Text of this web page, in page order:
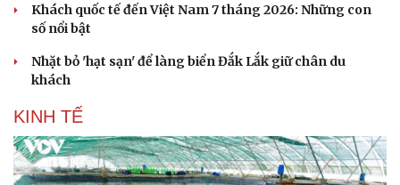
Du lịch
Podcast
Khách quốc tế đến Việt Nam 7 tháng 2026: Những con
số nổi bật
Nhặt bỏ 'hạt sạn' để làng biển Đắk Lắk giữ chân du
khách
KINH TẾ